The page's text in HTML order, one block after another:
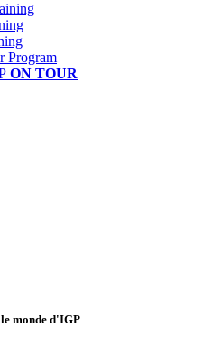
Program
ON TOUR
monde d'IGP